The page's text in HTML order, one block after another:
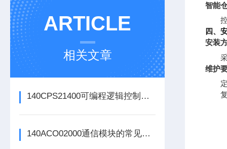
ARTICLE
相关文章
140CPS21400可编程逻辑控制器的常见问题解决方法分享
140ACO02000通信模块的常见问题识别与应对方法分享
智能
四、
安装
维护